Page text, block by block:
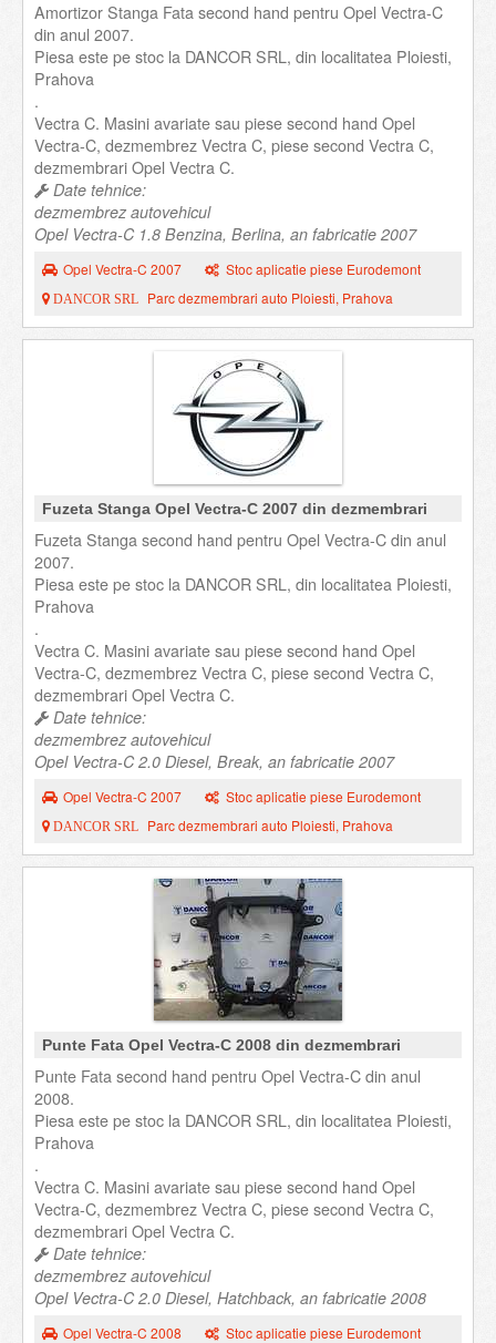
Amortizor Stanga Fata second hand pentru Opel Vectra-C
din anul 2007.
Piesa este pe stoc la DANCOR SRL, din localitatea Ploiesti,
Prahova
.
Vectra C. Masini avariate sau piese second hand Opel
Vectra-C, dezmembrez Vectra C, piese second Vectra C,
dezmembrari Opel Vectra C.
Date tehnice:
dezmembrez autovehicul
Opel Vectra-C 1.8 Benzina, Berlina, an fabricatie 2007
Opel Vectra-C 2007 Stoc aplicatie piese Eurodemont
DANCOR SRL Parc dezmembrari auto Ploiesti, Prahova
Fuzeta Stanga Opel Vectra-C 2007 din dezmembrari
Fuzeta Stanga second hand pentru Opel Vectra-C din anul
2007.
Piesa este pe stoc la DANCOR SRL, din localitatea Ploiesti,
Prahova
.
Vectra C. Masini avariate sau piese second hand Opel
Vectra-C, dezmembrez Vectra C, piese second Vectra C,
dezmembrari Opel Vectra C.
Date tehnice:
dezmembrez autovehicul
Opel Vectra-C 2.0 Diesel, Break, an fabricatie 2007
Opel Vectra-C 2007 Stoc aplicatie piese Eurodemont
DANCOR SRL Parc dezmembrari auto Ploiesti, Prahova
Punte Fata Opel Vectra-C 2008 din dezmembrari
Punte Fata second hand pentru Opel Vectra-C din anul
2008.
Piesa este pe stoc la DANCOR SRL, din localitatea Ploiesti,
Prahova
.
Vectra C. Masini avariate sau piese second hand Opel
Vectra-C, dezmembrez Vectra C, piese second Vectra C,
dezmembrari Opel Vectra C.
Date tehnice:
dezmembrez autovehicul
Opel Vectra-C 2.0 Diesel, Hatchback, an fabricatie 2008
Opel Vectra-C 2008 Stoc aplicatie piese Eurodemont